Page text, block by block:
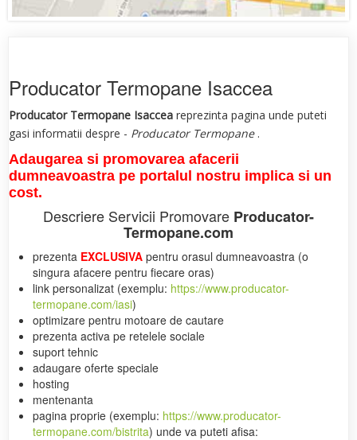
Producator Termopane Isaccea
Producator Termopane Isaccea reprezinta pagina unde puteti
gasi informatii despre - Producator Termopane .
Adaugarea si promovarea afacerii
dumneavoastra pe portalul nostru implica si un
cost.
Descriere Servicii Promovare Producator-
Termopane.com
prezenta EXCLUSIVA pentru orasul dumneavoastra (o
singura afacere pentru fiecare oras)
link personalizat (exemplu: https://www.producator-
termopane.com/iasi)
optimizare pentru motoare de cautare
prezenta activa pe retelele sociale
suport tehnic
adaugare oferte speciale
hosting
mentenanta
pagina proprie (exemplu: https://www.producator-
termopane.com/bistrita) unde va puteti afisa: